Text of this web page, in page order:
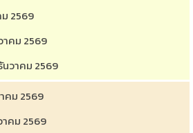
2569
คม 2569
วาคม 2569
คม 2569
คม 2569